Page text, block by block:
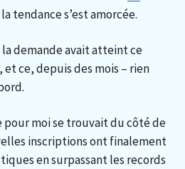
tendance s’est amorcée.
la demande avait atteint ce
ce, depuis des mois – rien
pour moi se trouvait du côté de
inscriptions ont finalement
en surpassant les records